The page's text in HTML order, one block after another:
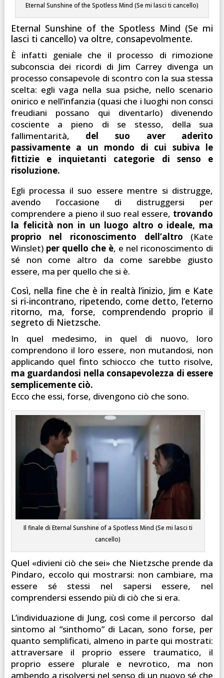
Eternal Sunshine of the Spotless Mind (Se mi lasci ti cancello)
Eternal Sunshine of the Spotless Mind (Se mi
lasci ti cancello) va oltre, consapevolmente.
È infatti geniale che il processo di rimozione
subconscia dei ricordi di Jim Carrey divenga un
processo consapevole di scontro con la sua stessa
scelta: egli vaga nella sua psiche, nello scenario
onirico e nell’infanzia (quasi che i luoghi non consci
freudiani possano qui diventarlo) divenendo
cosciente a pieno di se stesso, della sua
fallimentarità, del suo aver aderito
passivamente a un mondo di cui subiva le
fittizie e inquietanti categorie di senso e
risoluzione.
Egli processa il suo essere mentre si distrugge,
avendo l’occasione di distruggersi per
comprendere a pieno il suo real essere, trovando
la felicità non in un luogo altro o ideale, ma
proprio nel riconoscimento dell’altro (Kate
Winslet) per quello che è, e nel riconoscimento di
sé non come altro da come sarebbe giusto
essere, ma per quello che si è.
Così, nella fine che è in realtà l’inizio, Jim e Kate
si ri-incontrano, ripetendo, come detto, l’eterno
ritorno, ma, forse, comprendendo proprio il
segreto di Nietzsche.
In quel medesimo, in quel di nuovo, loro
comprendono il loro essere, non mutandosi, non
applicando quel finto schiocco che tutto risolve,
ma guardandosi nella consapevolezza di essere
semplicemente ciò.
Ecco che essi, forse, divengono ciò che sono.
Il finale di Eternal Sunshine of a Spotless Mind (Se mi lasci ti
cancello)
Quel «divieni ciò che sei» che Nietzsche prende da
Pindaro, eccolo qui mostrarsi: non cambiare, ma
essere sé stessi nel sapersi essere, nel
comprendersi essendo più di ciò che si era.
L’individuazione di Jung, così come il percorso dal
sintomo al “sinthomo” di Lacan, sono forse, per
quanto semplificati, almeno in parte qui mostrati:
attraversare il proprio essere traumatico, il
proprio essere plurale e nevrotico, ma non
ambendo a risolversi nel senso di un nuovo sé che